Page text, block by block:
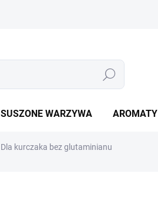
Szukaj
SUSZONE WARZYWA AROMATY
Dla kurczaka bez glutaminianu